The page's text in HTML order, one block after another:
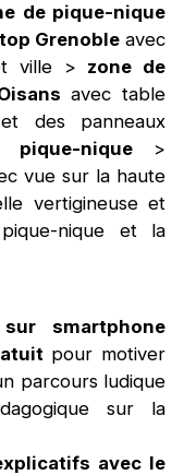
de pique-nique
Grenoble avec
ville > zone de
avec table
et des panneaux
pique-nique >
vue sur la haute
vertigineuse et
nique et la
smartphone
pour motiver
parcours ludique
sur la
avec le